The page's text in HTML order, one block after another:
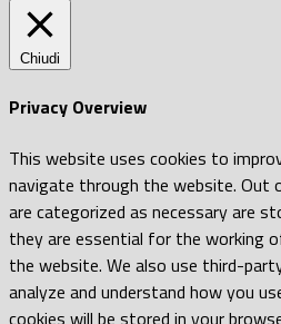
Chiudi
Privacy Overview
This website uses cookies to
navigate through the website. Out
are categorized as necessary are
they are essential for the working
the website. We also use third-
analyze and understand how you
cookies will be stored in your